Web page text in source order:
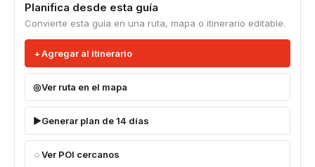
Planifica desde esta guía
Convierte esta guía en una ruta, mapa o itinerario editable.
Agregar al itinerario
Ver ruta en el mapa
Generar plan de 14 días
Ver POI cercanos